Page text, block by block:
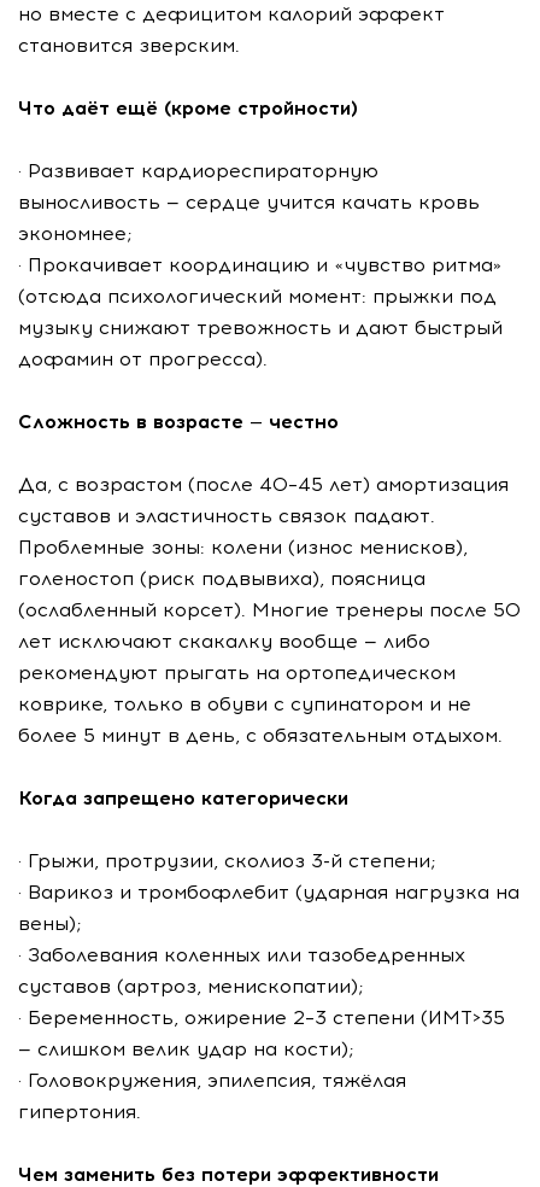
но вместе с дефицитом калорий эффект
становится зверским.
Что даёт ещё (кроме стройности)
· Развивает кардиореспираторную
выносливость — сердце учится качать кровь
экономнее;
· Прокачивает координацию и «чувство ритма»
(отсюда психологический момент: прыжки под
музыку снижают тревожность и дают быстрый
дофамин от прогресса).
Сложность в возрасте — честно
Да, с возрастом (после 40–45 лет) амортизация
суставов и эластичность связок падают.
Проблемные зоны: колени (износ менисков),
голеностоп (риск подвывиха), поясница
(ослабленный корсет). Многие тренеры после 50
лет исключают скакалку вообще — либо
рекомендуют прыгать на ортопедическом
коврике, только в обуви с супинатором и не
более 5 минут в день, с обязательным отдыхом.
Когда запрещено категорически
· Грыжи, протрузии, сколиоз 3-й степени;
· Варикоз и тромбофлебит (ударная нагрузка на
вены);
· Заболевания коленных или тазобедренных
суставов (артроз, менископатии);
· Беременность, ожирение 2–3 степени (ИМТ>35
— слишком велик удар на кости);
· Головокружения, эпилепсия, тяжёлая
гипертония.
Чем заменить без потери эффективности